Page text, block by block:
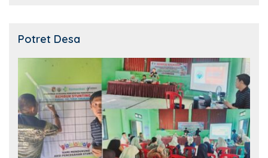
Potret Desa